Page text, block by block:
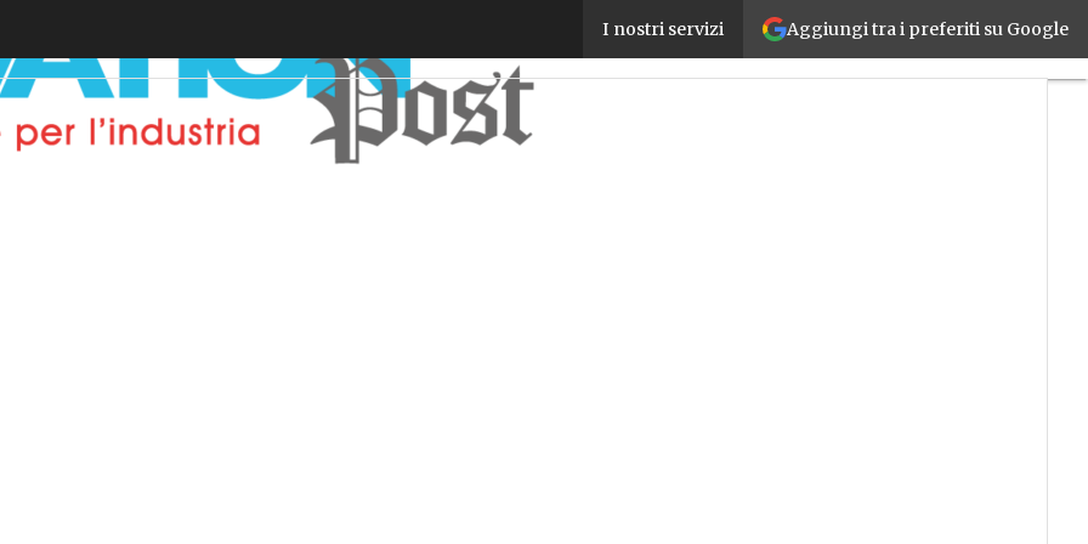
Aggiungi tra i preferiti su Google
I nostri servizi
Made 4.0, Miriam Merenda è la nuova direttrice: